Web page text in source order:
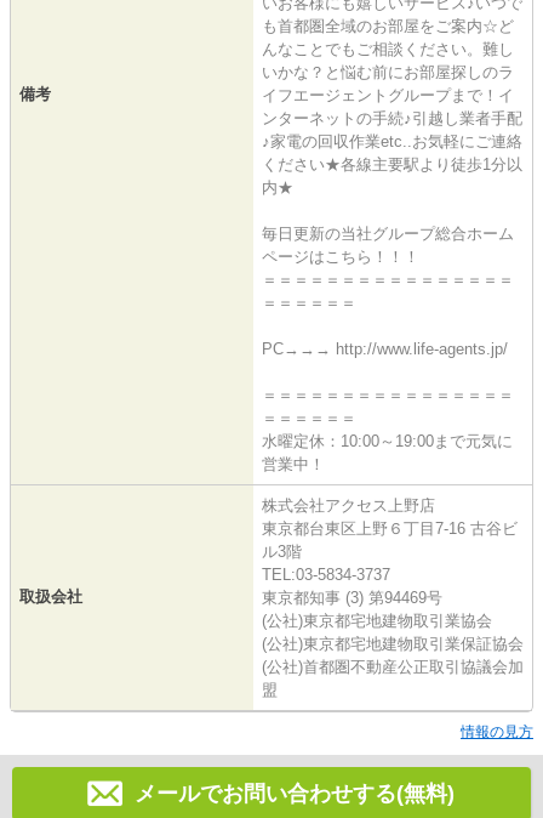
備考
も首都圏全域のお部屋をご案内☆ど
んなことでもご相談ください。難し
いかな？と悩む前にお部屋探しのラ
イフエージェントグループまで！イ
ンターネットの手続♪引越し業者手配
♪家電の回収作業etc..お気軽にご連絡
ください★各線主要駅より徒歩1分以
内★
毎日更新の当社グループ総合ホーム
ページはこちら！！！
＝＝＝＝＝＝＝＝＝＝＝＝＝＝＝＝
＝＝＝＝＝＝
PC→→→ http://www.life-agents.jp/
＝＝＝＝＝＝＝＝＝＝＝＝＝＝＝＝
＝＝＝＝＝＝
水曜定休：10:00～19:00まで元気に
営業中！
取扱会社
株式会社アクセス上野店
東京都台東区上野６丁目7-16 古谷ビ
ル3階
TEL:03-5834-3737
東京都知事 (3) 第94469号
(公社)東京都宅地建物取引業協会
(公社)東京都宅地建物取引業保証協会
(公社)首都圏不動産公正取引協議会加
盟
情報の見方
メールでお問い合わせする(無料)